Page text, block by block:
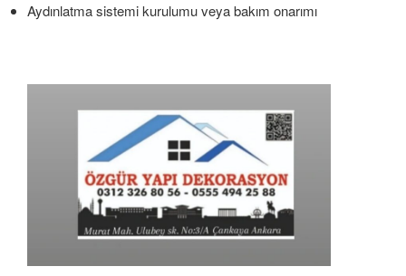
Aydınlatma sistemi kurulumu veya bakım onarımı